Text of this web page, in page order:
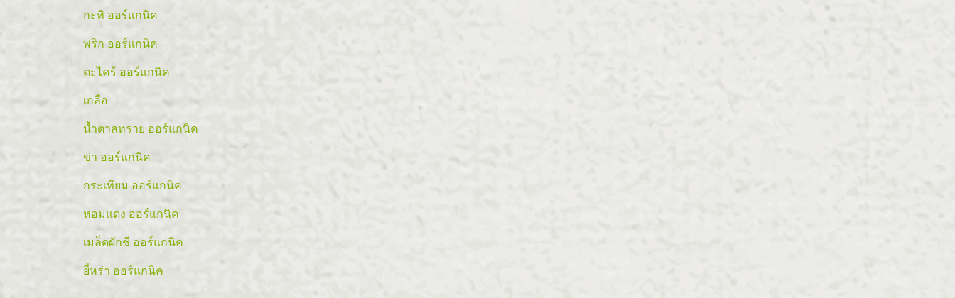
กะทิ ออร์แกนิค
พริก ออร์แกนิค
ตะไคร้ ออร์แกนิค
เกลือ
น้ำตาลทราย ออร์แกนิค
ข่า ออร์แกนิค
กระเทียม ออร์แกนิค
หอมแดง ออร์แกนิค
เมล็ดผักชี ออร์แกนิค
ยี่หร่า ออร์แกนิค